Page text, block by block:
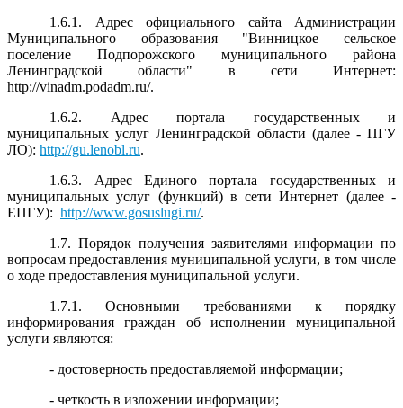
1.6.1. Адрес официального сайта Администрации
Муниципального образования "Винницкое сельское
поселение Подпорожского муниципального района
Ленинградской области" в сети Интернет:
http://vinadm.podadm.ru/.
1.6.2. Адрес портала государственных и
муниципальных услуг Ленинградской области (далее - ПГУ
ЛО): http://gu.lenobl.ru.
1.6.3. Адрес Единого портала государственных и
муниципальных услуг (функций) в сети Интернет (далее -
ЕПГУ): http://www.gosuslugi.ru/.
1.7. Порядок получения заявителями информации по
вопросам предоставления муниципальной услуги, в том числе
о ходе предоставления муниципальной услуги.
1.7.1. Основными требованиями к порядку
информирования граждан об исполнении муниципальной
услуги являются:
- достоверность предоставляемой информации;
- четкость в изложении информации;